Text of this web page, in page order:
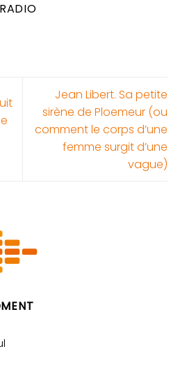
Jean Libert. Sa petite
sirène de Ploemeur (ou
comment le corps d’une
femme surgit d’une
vague)